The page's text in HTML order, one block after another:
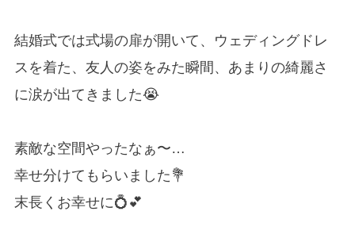
結婚式では式場の扉が開いて、ウェディングドレ
スを着た、友人の姿をみた瞬間、あまりの綺麗さ
に涙が出てきました😭
素敵な空間やったなぁ〜…
幸せ分けてもらいました💐
末長くお幸せに💍💕